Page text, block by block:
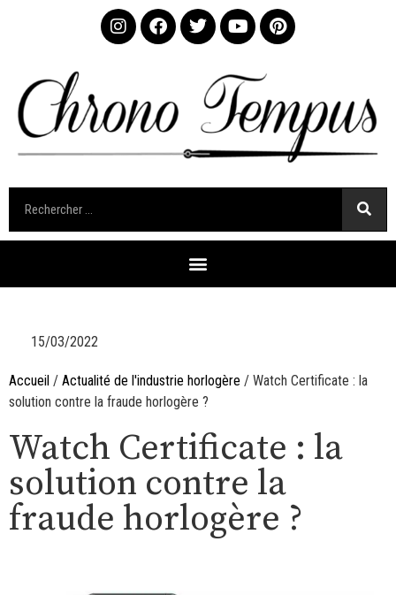
15/03/2022
Accueil / Actualité de l'industrie horlogère / Watch Certificate : la
solution contre la fraude horlogère ?
Watch Certificate : la
solution contre la
fraude horlogère ?